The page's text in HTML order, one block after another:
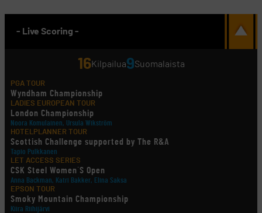
- Live Scoring -
16Kilpailua9Suomalaista
PGA TOUR
Wyndham Championship
LADIES EUROPEAN TOUR
London Championship
Noora Komulainen, Ursula Wikström
HOTELPLANNER TOUR
Scottish Challenge supported by The R&A
Tapio Pulkkanen
LET ACCESS SERIES
CSK Steel Women´S Open
Anna Backman, Katri Bakker, Elina Saksa
EPSON TOUR
Smoky Mountain Championship
Kiira Riihijärvi